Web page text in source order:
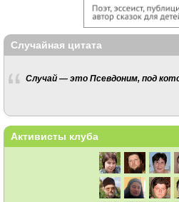
Случайная цитата
Случай — это Псевдоним, под
Активисты клуба